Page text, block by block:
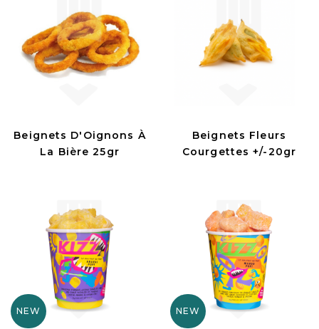
Beignets D'Oignons À
La Bière 25gr
Beignets Fleurs
Courgettes +/-20gr
NEW NEW